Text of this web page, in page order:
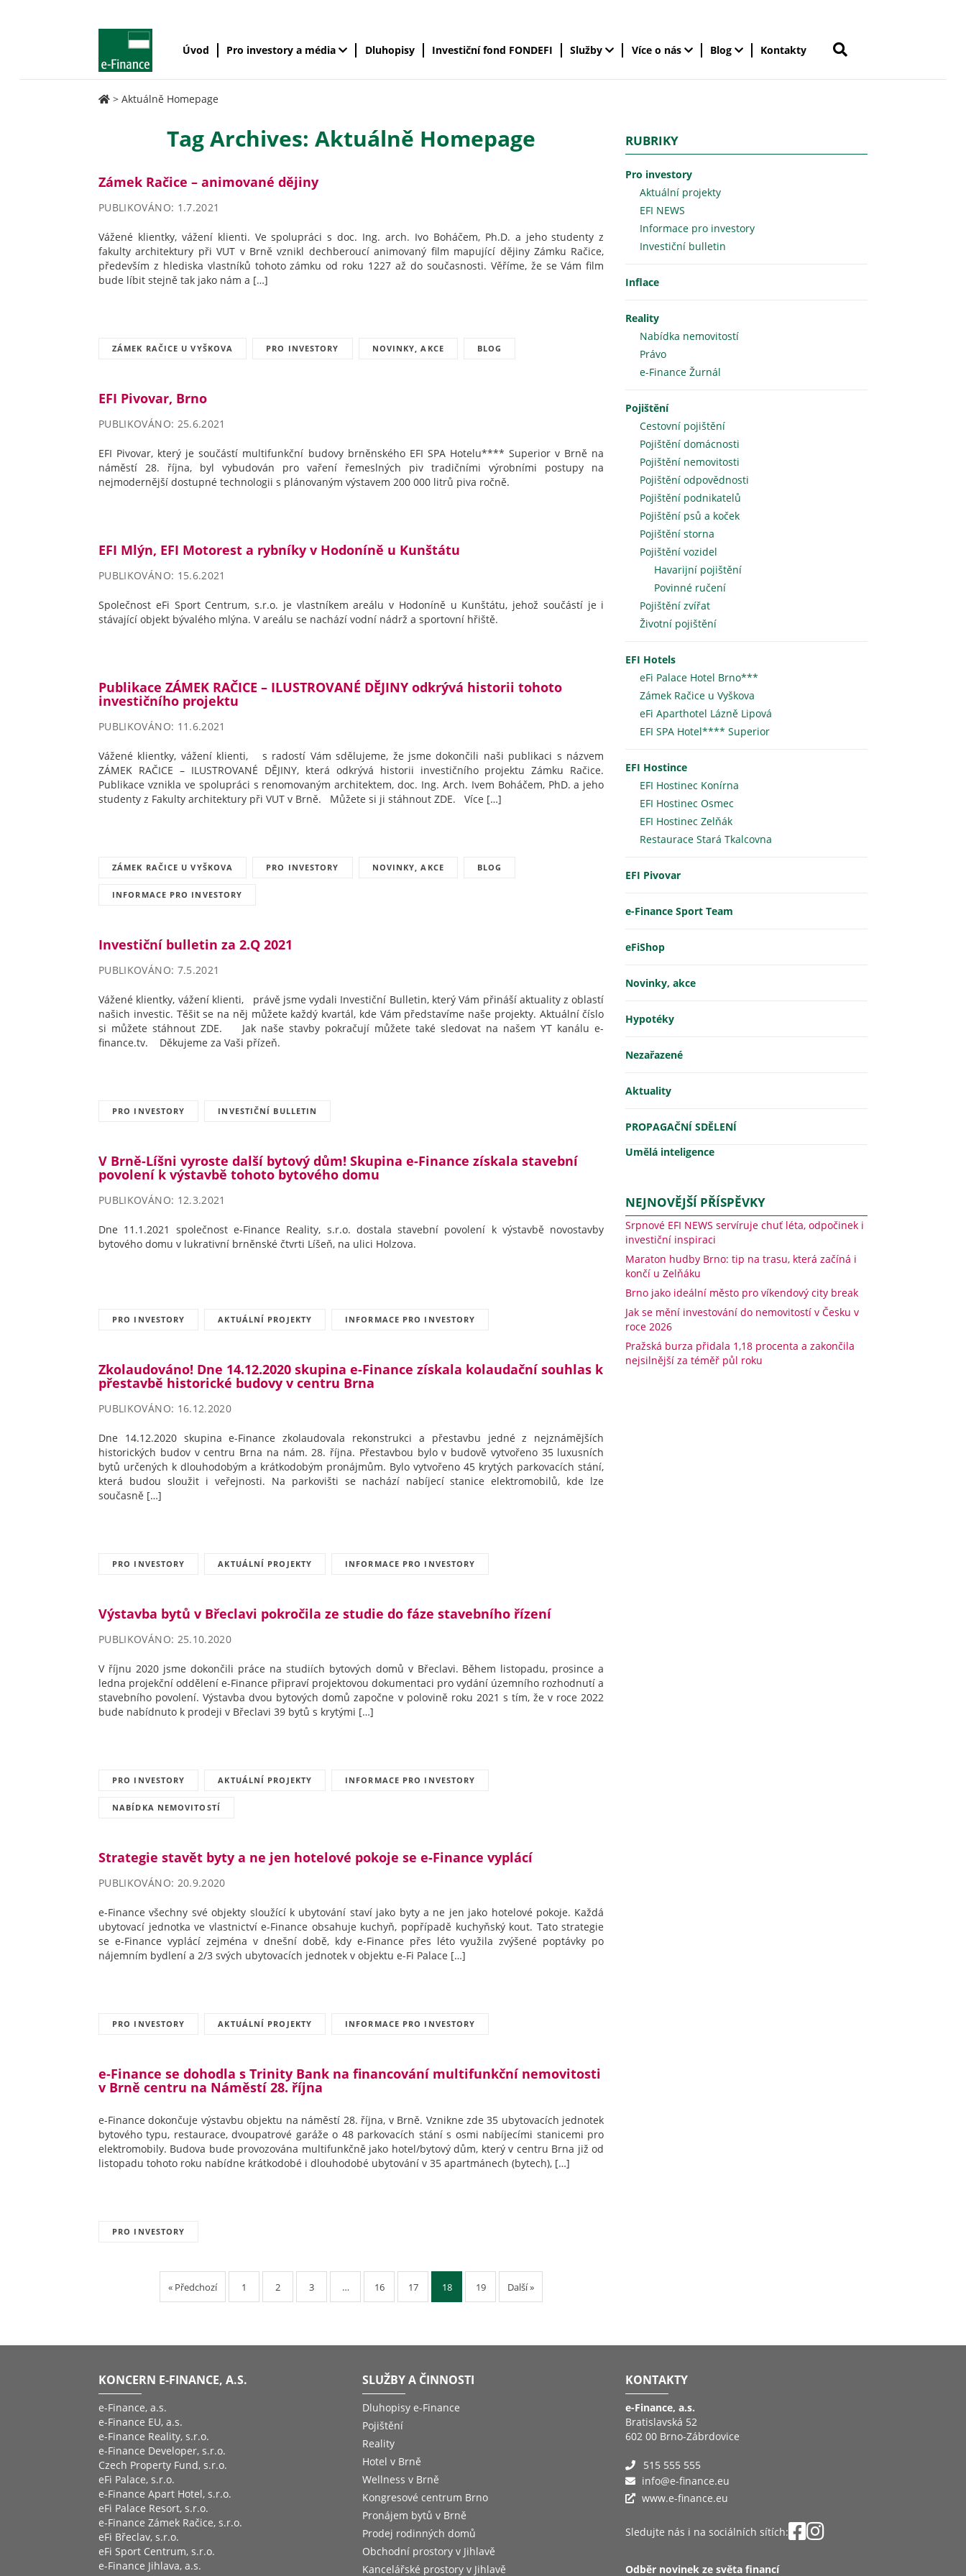
Úvod Pro investory a média Dluhopisy Investiční fond FONDEFI Služby Více o nás Blog Kontakty
> Aktuálně Homepage
Tag Archives: Aktuálně Homepage
Zámek Račice – animované dějiny
PUBLIKOVÁNO: 1.7.2021
Vážené klientky, vážení klienti. Ve spolupráci s doc. Ing. arch. Ivo Boháčem, Ph.D. a jeho studenty z
fakulty architektury při VUT v Brně vznikl dechberoucí animovaný film mapující dějiny Zámku Račice,
především z hlediska vlastníků tohoto zámku od roku 1227 až do současnosti. Věříme, že se Vám film
bude líbit stejně tak jako nám a […]
ZÁMEK RAČICE U VYŠKOVA PRO INVESTORY NOVINKY, AKCE BLOG
EFI Pivovar, Brno
PUBLIKOVÁNO: 25.6.2021
EFI Pivovar, který je součástí multifunkční budovy brněnského EFI SPA Hotelu**** Superior v Brně na
náměstí 28. října, byl vybudován pro vaření řemeslných piv tradičními výrobními postupy na
nejmodernější dostupné technologii s plánovaným výstavem 200 000 litrů piva ročně.
EFI Mlýn, EFI Motorest a rybníky v Hodoníně u Kunštátu
PUBLIKOVÁNO: 15.6.2021
Společnost eFi Sport Centrum, s.r.o. je vlastníkem areálu v Hodoníně u Kunštátu, jehož součástí je i
stávající objekt bývalého mlýna. V areálu se nachází vodní nádrž a sportovní hřiště.
Publikace ZÁMEK RAČICE – ILUSTROVANÉ DĚJINY odkrývá historii tohoto
investičního projektu
PUBLIKOVÁNO: 11.6.2021
Vážené klientky, vážení klienti, s radostí Vám sdělujeme, že jsme dokončili naši publikaci s názvem
ZÁMEK RAČICE – ILUSTROVANÉ DĚJINY, která odkrývá historii investičního projektu Zámku Račice.
Publikace vznikla ve spolupráci s renomovaným architektem, doc. Ing. Arch. Ivem Boháčem, PhD. a jeho
studenty z Fakulty architektury při VUT v Brně. Můžete si ji stáhnout ZDE. Více […]
ZÁMEK RAČICE U VYŠKOVA PRO INVESTORY NOVINKY, AKCE BLOG
INFORMACE PRO INVESTORY
Investiční bulletin za 2.Q 2021
PUBLIKOVÁNO: 7.5.2021
Vážené klientky, vážení klienti, právě jsme vydali Investiční Bulletin, který Vám přináší aktuality z oblastí
našich investic. Těšit se na něj můžete každý kvartál, kde Vám představíme naše projekty. Aktuální číslo
si můžete stáhnout ZDE. Jak naše stavby pokračují můžete také sledovat na našem YT kanálu e-
finance.tv. Děkujeme za Vaši přízeň.
PRO INVESTORY INVESTIČNÍ BULLETIN
V Brně-Líšni vyroste další bytový dům! Skupina e-Finance získala stavební
povolení k výstavbě tohoto bytového domu
PUBLIKOVÁNO: 12.3.2021
Dne 11.1.2021 společnost e-Finance Reality, s.r.o. dostala stavební povolení k výstavbě novostavby
bytového domu v lukrativní brněnské čtvrti Líšeň, na ulici Holzova.
PRO INVESTORY AKTUÁLNÍ PROJEKTY INFORMACE PRO INVESTORY
Zkolaudováno! Dne 14.12.2020 skupina e-Finance získala kolaudační souhlas k
přestavbě historické budovy v centru Brna
PUBLIKOVÁNO: 16.12.2020
Dne 14.12.2020 skupina e-Finance zkolaudovala rekonstrukci a přestavbu jedné z nejznámějších
historických budov v centru Brna na nám. 28. října. Přestavbou bylo v budově vytvořeno 35 luxusních
bytů určených k dlouhodobým a krátkodobým pronájmům. Bylo vytvořeno 45 krytých parkovacích stání,
která budou sloužit i veřejnosti. Na parkovišti se nachází nabíjecí stanice elektromobilů, kde lze
současně […]
PRO INVESTORY AKTUÁLNÍ PROJEKTY INFORMACE PRO INVESTORY
Výstavba bytů v Břeclavi pokročila ze studie do fáze stavebního řízení
PUBLIKOVÁNO: 25.10.2020
V říjnu 2020 jsme dokončili práce na studiích bytových domů v Břeclavi. Během listopadu, prosince a
ledna projekční oddělení e-Finance připraví projektovou dokumentaci pro vydání územního rozhodnutí a
stavebního povolení. Výstavba dvou bytových domů započne v polovině roku 2021 s tím, že v roce 2022
bude nabídnuto k prodeji v Břeclavi 39 bytů s krytými […]
PRO INVESTORY AKTUÁLNÍ PROJEKTY INFORMACE PRO INVESTORY
NABÍDKA NEMOVITOSTÍ
Strategie stavět byty a ne jen hotelové pokoje se e-Finance vyplácí
PUBLIKOVÁNO: 20.9.2020
e-Finance všechny své objekty sloužící k ubytování staví jako byty a ne jen jako hotelové pokoje. Každá
ubytovací jednotka ve vlastnictví e-Finance obsahuje kuchyň, popřípadě kuchyňský kout. Tato strategie
se e-Finance vyplácí zejména v dnešní době, kdy e-Finance přes léto využila zvýšené poptávky po
nájemním bydlení a 2/3 svých ubytovacích jednotek v objektu e-Fi Palace […]
PRO INVESTORY AKTUÁLNÍ PROJEKTY INFORMACE PRO INVESTORY
e-Finance se dohodla s Trinity Bank na financování multifunkční nemovitosti
v Brně centru na Náměstí 28. října
e-Finance dokončuje výstavbu objektu na náměstí 28. října, v Brně. Vznikne zde 35 ubytovacích jednotek
bytového typu, restaurace, dvoupatrové garáže o 48 parkovacích stání s osmi nabíjecími stanicemi pro
elektromobily. Budova bude provozována multifunkčně jako hotel/bytový dům, který v centru Brna již od
listopadu tohoto roku nabídne krátkodobé i dlouhodobé ubytování v 35 apartmánech (bytech), […]
PRO INVESTORY
« Předchozí 1 2 3 … 16 17 18 19 Další »
RUBRIKY
Pro investory
Aktuální projekty
EFI NEWS
Informace pro investory
Investiční bulletin
Inflace
Reality
Nabídka nemovitostí
Právo
e-Finance Žurnál
Pojištění
Cestovní pojištění
Pojištění domácnosti
Pojištění nemovitosti
Pojištění odpovědnosti
Pojištění podnikatelů
Pojištění psů a koček
Pojištění storna
Pojištění vozidel
Havarijní pojištění
Povinné ručení
Pojištění zvířat
Životní pojištění
EFI Hotels
eFi Palace Hotel Brno***
Zámek Račice u Vyškova
eFi Aparthotel Lázně Lipová
EFI SPA Hotel**** Superior
EFI Hostince
EFI Hostinec Konírna
EFI Hostinec Osmec
EFI Hostinec Zelňák
Restaurace Stará Tkalcovna
EFI Pivovar
e-Finance Sport Team
eFiShop
Novinky, akce
Hypotéky
Nezařazené
Aktuality
PROPAGAČNÍ SDĚLENÍ
Umělá inteligence
NEJNOVĚJŠÍ PŘÍSPĚVKY
Srpnové EFI NEWS servíruje chuť léta, odpočinek i
investiční inspiraci
Maraton hudby Brno: tip na trasu, která začíná i
končí u Zelňáku
Brno jako ideální město pro víkendový city break
Jak se mění investování do nemovitostí v Česku v
roce 2026
Pražská burza přidala 1,18 procenta a zakončila
nejsilnější za téměř půl roku
KONCERN E-FINANCE, A.S.
e-Finance, a.s.
e-Finance EU, a.s.
e-Finance Reality, s.r.o.
e-Finance Developer, s.r.o.
Czech Property Fund, s.r.o.
eFi Palace, s.r.o.
e-Finance Apart Hotel, s.r.o.
eFi Palace Resort, s.r.o.
e-Finance Zámek Račice, s.r.o.
eFi Břeclav, s.r.o.
eFi Sport Centrum, s.r.o.
e-Finance Jihlava, a.s.
SLUŽBY A ČINNOSTI
Dluhopisy e-Finance
Pojištění
Reality
Hotel v Brně
Wellness v Brně
Kongresové centrum Brno
Pronájem bytů v Brně
Prodej rodinných domů
Obchodní prostory v Jihlavě
Kancelářské prostory v Jihlavě
KONTAKTY
e-Finance, a.s.
Bratislavská 52
602 00 Brno-Zábrdovice
515 555 555
info@e-finance.eu
www.e-finance.eu
Sledujte nás i na sociálních sítích:
Odběr novinek ze světa financí